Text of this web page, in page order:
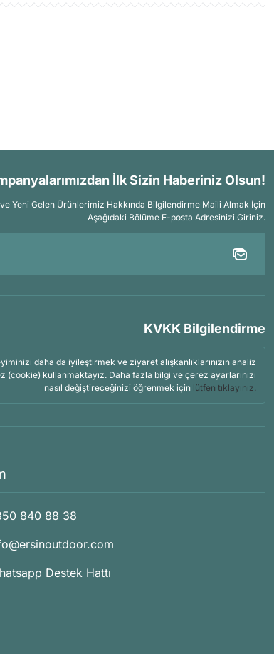
İlk Sizin Haberiniz Olsun!
Yeni Gelen Ürünlerimiz Hakkında Bilgilendirme Maili Almak İçin
Aşağıdaki Bölüme E-posta Adresinizi Giriniz.
KVKK Bilgilendirme
daha da iyileştirmek ve ziyaret alışkanlıklarınızın analiz
(cookie) kullanmaktayız. Daha fazla bilgi ve çerez ayarlarınızı
nasıl değiştireceğinizi öğrenmek için lütfen tıklayınız.
840 88 38
Destek Hattı